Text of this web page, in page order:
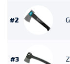
#2
#3